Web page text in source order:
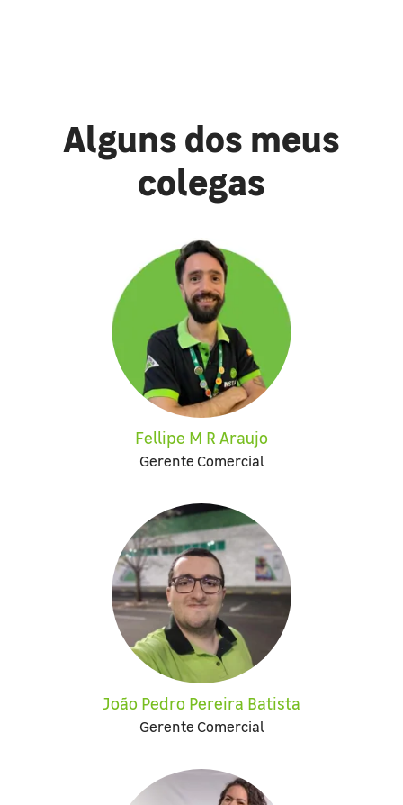
Alguns dos meus
colegas
Fellipe M R Araujo
Gerente Comercial
João Pedro Pereira Batista
Gerente Comercial